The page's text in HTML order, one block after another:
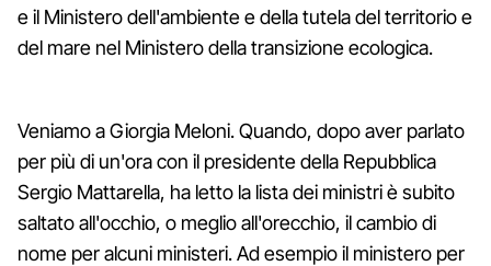
e il Ministero dell'ambiente e della tutela del territorio e
del mare nel Ministero della transizione ecologica.
Veniamo a Giorgia Meloni. Quando, dopo aver parlato
per più di un'ora con il presidente della Repubblica
Sergio Mattarella, ha letto la lista dei ministri è subito
saltato all'occhio, o meglio all'orecchio, il cambio di
nome per alcuni ministeri. Ad esempio il ministero per